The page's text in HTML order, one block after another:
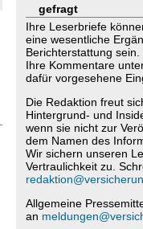
gefragt
Ihre Leserbriefe
eine wesentliche
Berichterstattung
Ihre Kommentare
dafür vorgesehene
Die Redaktion freut
Hintergrund- und
wenn sie nicht zur
dem Namen des
Wir sichern unseren
Vertraulichkeit zu.
Allgemeine
an